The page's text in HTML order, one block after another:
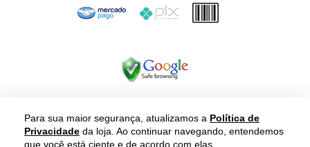
Para sua maior segurança, atualizamos a Política de
Privacidade da loja. Ao continuar navegando, entendemos
que você está ciente e de acordo com elas.